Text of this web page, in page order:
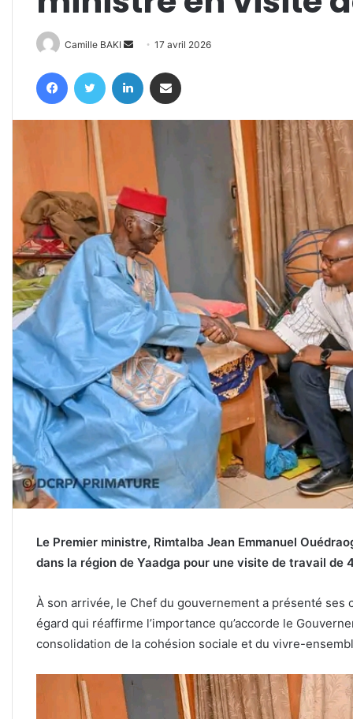
Camille BAKI
Envoyer
courriel
17 avril 2026
FacebookTwitter Linkedin
Le Premier ministre, Rimtalba Jean Emmanuel
dans la région de Yaadga pour une visite de travail de
À son arrivée, le Chef du gouvernement a présenté ses
égard qui réaffirme l’importance qu’accorde le
consolidation de la cohésion sociale et du vivre-